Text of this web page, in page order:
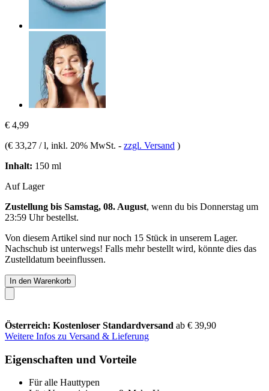
€ 4,99
(€ 33,27 / l, inkl. 20% MwSt. - zzgl. Versand )
Inhalt: 150 ml
Auf Lager
Zustellung bis Samstag, 08. August, wenn du bis Donnerstag um
23:59 Uhrbestellst.
Von diesem Artikel sind nur noch 15 Stück in unserem Lager.
Nachschub ist unterwegs! Falls mehr bestellt wird, könnte dies das
Zustelldatum beeinflussen.
In den Warenkorb
Österreich: Kostenloser Standardversand ab € 39,90
Weitere Infos zu Versand & Lieferung
Eigenschaften und Vorteile
Für alle Hauttypen